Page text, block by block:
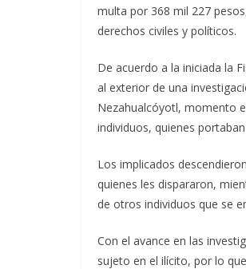
multa por 368 mil 227
derechos civiles y políticos.
De acuerdo a la iniciada la
al exterior de una
Nezahualcóyotl, momento
individuos, quienes
Los implicados
quienes les dispararon,
de otros individuos que se
Con el avance en las
sujeto en el ilícito, por lo